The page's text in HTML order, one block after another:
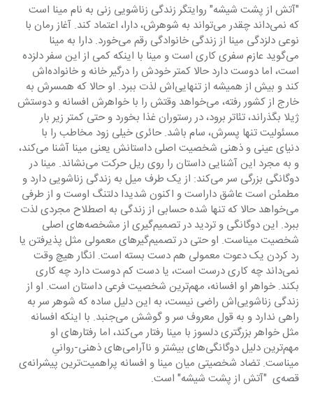
"آتش از پشت شیشه" روایتگر زندگی زناشویی زنی به نام مینا است
که نمی‌داند چقدر می‌تواند به شوهرش، دارا، اعتماد کند. آغاز رمان با
نوعی دلزدگی مینا از زندگی خانوادگی رقم می‌خورد. دارا به مینا
می‌گوید عازم سفری کاری است و مینا با اینکه کمی از این سفر دلزده
است، اما دوست دارد حالا کمتر خودش را درگیر خانه و خانواده‌اش
کند و بیش از همیشه از تنهایی‌اش لذت ببرد. او حالا که همسرش به
خارج از کشور رفته، می‌خواهد وقتش را با خواهرش افسانه و دوستش
ژیلا بگذراند، تئاتر برود، در رستوران غذا بخورد و حتی کمتر زیر بار
مسئولیت تنها پسرش، سام باشد. حائری خیلی زود مخاطب را با
دنیای عینی و ذهنی شخصیت اصلی داستانش یعنی مینا آشنا می‌کند،
و به مجرد این آشنایی داستان را روی ریل حرکت می‌نشاند. مینا در
دوگانگی بزرگی سر می‌کند: از یک طرف میل به زندگی زناشویی دارد و
مطمئن است عاشق داراست و اکنون شدیدا دلتنگ اوست و از طرفی
می‌خواهد حالا که تنها شده حسابی از زندگی به اصطلاح مجردی لذت
ببرد. این دوگانگی و تردید در تصمیم‌گیری از مشخصه‌های اصلی
شخصیت میناست. او حتی در تصمیم‌گیرهای معمولی مثل پذیرفتن یا
رد کردن یک دعوت معمولی هم دست بسته است. انگار هیچ وقت
نمی‌داند چه کاری درست است، یا دست کم دوست دارد چه کاری
بکند. خواهر او افسانه، مهم‌ترین شخصیت فرعی داستان است. او از
زندگی زناشویی‌اش راضی نیست، به این دلیل ساده که شوهر سر به
راهی ندارد و به قول معروف سر و گوشش می‌جنبد. با اینکه افسانه
مثل خواهر بزرگتری دلسوز با مینا رفتار می‌کند، اما رفتارهای او
مهم‌ترین دلیل دوگانگی‌های بیشتر و ناآرامی‌های ذهنی-روانیِ
میناست. تضاد شخصیتی میان مینا و افسانه پراهمیت‌ترین پیشرانه‌ی
قصه‌ی  "آتش از پشت شیشه" است.